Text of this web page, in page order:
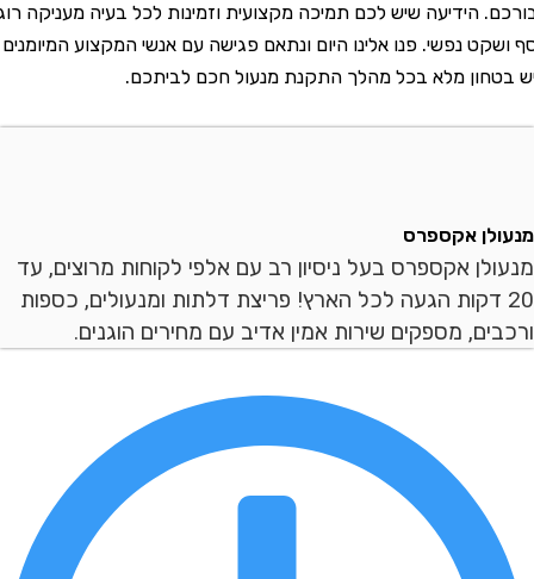
הידיעה שיש לכם תמיכה מקצועית וזמינות לכל בעיה מעניקה רוגע
נפשי. פנו אלינו היום ונתאם פגישה עם אנשי המקצוע המיומנים
מלא בכל מהלך התקנת מנעול חכם לביתכם.
אקספרס
אקספרס בעל ניסיון רב עם אלפי לקוחות מרוצים, עד
דקות הגעה לכל הארץ! פריצת דלתות ומנעולים, כספות
מספקים שירות אמין אדיב עם מחירים הוגנים.